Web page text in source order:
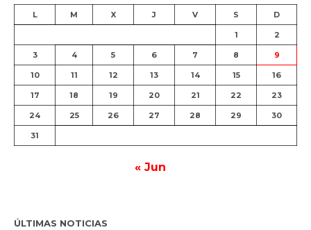
L M X J V S D
1 2
3 4 5 6 7 8 9
10 11 12 13 14 15 16
17 18 19 20 21 22 23
24 25 26 27 28 29 30
31
« Jun
ÚLTIMAS NOTICIAS